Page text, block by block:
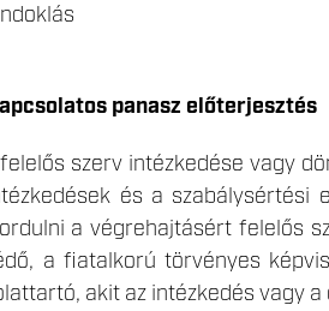
panasz előterjesztés
szerv intézkedése vagy
és a szabálysértési
a végrehajtásért felelős
a fiatalkorú törvényes
akit az intézkedés vagy